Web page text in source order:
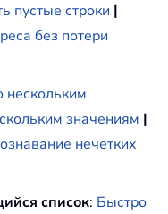
пустые строки |
без потери
нескольким
значениям |
нечетких
список: Быстро